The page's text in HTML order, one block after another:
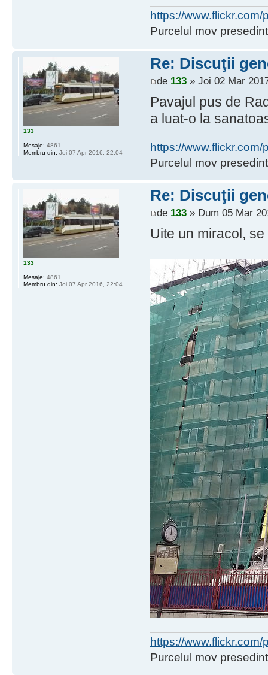
https://
Purcelul mov
Re: Discuţii
de 133» Joi 02 Mar
Pavajul pus de
a luat-o la
https://
Purcelul mov
133
Mesaje: 4861
Membru din: Joi 07 Apr 2016, 22:04
Re: Discuţii
de 133» Dum 05 Mar
Uite un miracol,
https://
Purcelul mov
133
Mesaje: 4861
Membru din: Joi 07 Apr 2016, 22:04